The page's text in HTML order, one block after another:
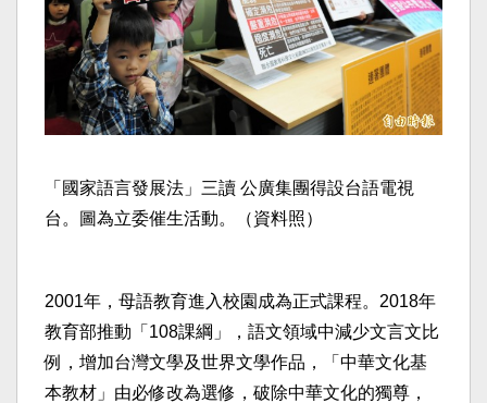
「國家語言發展法」三讀 公廣集團得設台語電視
台。圖為立委催生活動。（資料照）
2001年，母語教育進入校園成為正式課程。2018年
教育部推動「108課綱」，語文領域中減少文言文比
例，增加台灣文學及世界文學作品，「中華文化基
本教材」由必修改為選修，破除中華文化的獨尊，